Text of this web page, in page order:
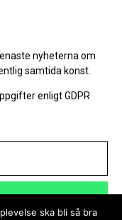
nyheterna om
samtida konst.
enligt GDPR
ska bli så bra